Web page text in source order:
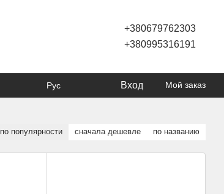
+380679762303
+380995316191
Рус Вход Мой заказ
по популярности сначала дешевле по названию